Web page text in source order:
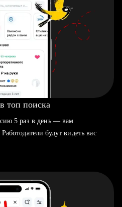
топ поиска
5 раз в день — вам
будут видеть вас